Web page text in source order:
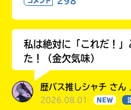
私は絶対に「これだ！」
た！（金欠気味）
歴バス推しシャチ さ
2026.08.01 NEW